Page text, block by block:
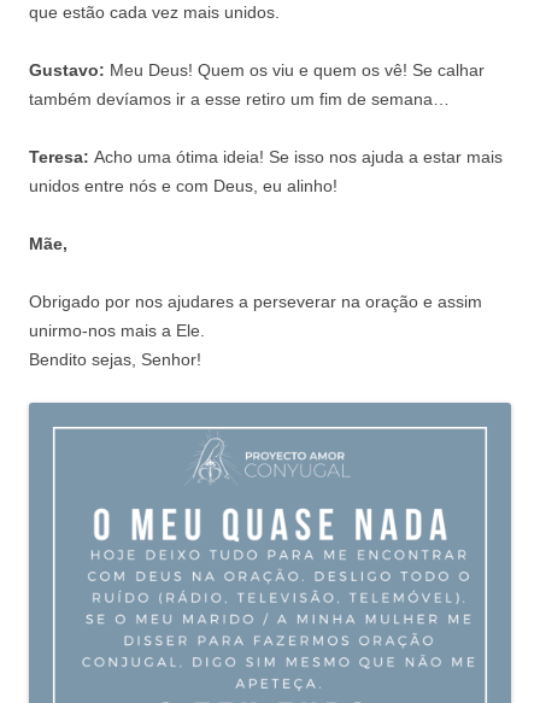
que estão cada vez mais unidos.
Gustavo: Meu Deus! Quem os viu e quem os vê! Se calhar
também devíamos ir a esse retiro um fim de semana…
Teresa: Acho uma ótima ideia! Se isso nos ajuda a estar mais
unidos entre nós e com Deus, eu alinho!
Mãe,
Obrigado por nos ajudares a perseverar na oração e assim
unirmo-nos mais a Ele.
Bendito sejas, Senhor!